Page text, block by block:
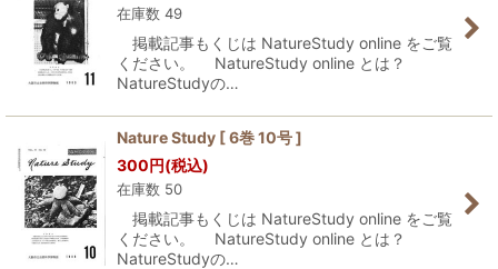
在庫数 49
掲載記事もくじは NatureStudy online をご覧
ください。 NatureStudy online とは？
NatureStudyの…
Nature Study [ 6巻 10号 ]
300円(税込)
在庫数 50
掲載記事もくじは NatureStudy online をご覧
ください。 NatureStudy online とは？
NatureStudyの…